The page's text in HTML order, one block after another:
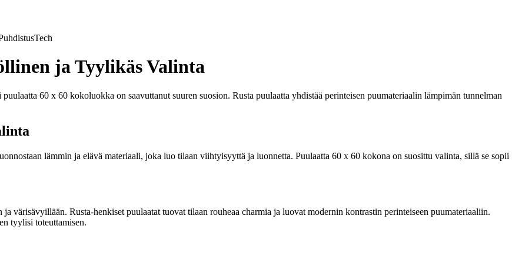
Tech
ja Tyylikäs Valinta
60 x 60 kokoluokka on saavuttanut suuren suosion. Rusta puulaatta yhdistää perinteisen puumateriaalin lämpimän tunnelman
lämmin ja elävä materiaali, joka luo tilaan viihtyisyyttä ja luonnetta. Puulaatta 60 x 60 kokona on suosittu valinta, sillä se sopii
värisävyillään. Rusta-henkiset puulaatat tuovat tilaan rouheaa charmia ja luovat modernin kontrastin perinteiseen puumateriaaliin.
tyylisi toteuttamisen.